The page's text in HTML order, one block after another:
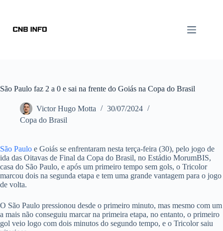
São Paulo faz 2 a 0 e sai na frente do Goiás na Copa do Brasil
Victor Hugo Motta
30/07/2024
Copa do Brasil
São Paulo e Goiás se enfrentaram nesta terça-feira (30), pelo jogo de
ida das Oitavas de Final da Copa do Brasil, no Estádio MorumBIS,
casa do São Paulo, e após um primeiro tempo sem gols, o Tricolor
marcou dois na segunda etapa e tem uma grande vantagem para o jogo
de volta.
O São Paulo pressionou desde o primeiro minuto, mas mesmo com um
a mais não conseguiu marcar na primeira etapa, no entanto, o primeiro
gol veio logo com dois minutos do segundo tempo, e o Tricolor saiu